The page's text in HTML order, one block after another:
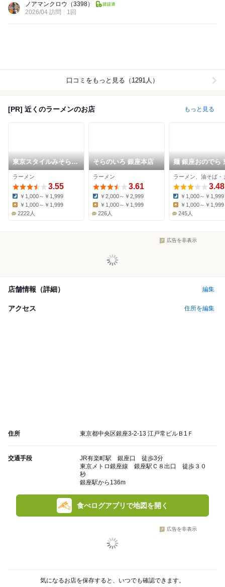
ノアマンクロウ （3398）
2026/04 訪問
1回
口コミをもっと見る（1291人）
[PR] 近くのラーメンのお店 もっと見る
東京スタイルみそらー
めん ど・みそ 京橋本
店
ラーメン
3.55
Dinner:
￥1,000～￥1,999
￥1,000～￥1,999
2222人
そらのいろ 銀座本店
ラーメン
3.61
Dinner:
￥2,000～￥2,999
￥1,000～￥1,999
226人
麺 銀座おのでら
座店
3.48
Dinner:
￥1,000～￥1,999
￥1,000～￥1,999
245人
広告を非表示
店舗情報（詳細） 編集
アクセス 住所を編集
住所 東京都中央区銀座3-2-13 江戸常ビルＢ1Ｆ
交通手段
JR有楽町駅 銀座口 徒歩3分
東京メトロ銀座線 銀座駅Ｃ８出口 徒歩３０
秒
銀座駅から136m
食べログアプリで地図を開く
広告を非表示
気になるお店を保存すると、いつでも確認できます。